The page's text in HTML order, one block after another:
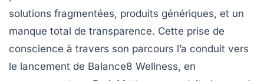
solutions fragmentées, produits génériques, et un
manque total de transparence. Cette prise de
conscience à travers son parcours l’a conduit vers
le lancement de Balance8 Wellness, en